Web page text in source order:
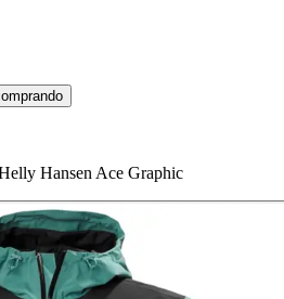
Hansen Ace Graphic